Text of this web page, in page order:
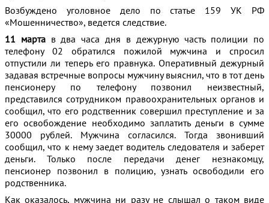
Возбуждено уголовное дело по статье 159 УК РФ
«Мошенничество», ведется следствие.
11 мартав два часа дня в дежурную часть полиции по
телефону 02 обратился пожилой мужчина и спросил
отпустили ли теперь его правнука. Оперативный дежурный
задавая встречные вопросы мужчину выяснил, что в тот день
пенсионеру по телефону позвонил неизвестный,
представился сотрудником правоохранительных органов и
сообщил, что его родственник совершил преступление и за
его освобождение необходимо заплатить деньги в сумме
30000 рублей. Мужчина согласился. Тогда звонивший
сообщил, что к нему заедет водитель следователя и заберет
деньги. Только после передачи денег незнакомцу,
пенсионер позвонил в полицию, узнать освободили его
родственника.
Как оказалось, мужчина ни разу не слышал о таком виде